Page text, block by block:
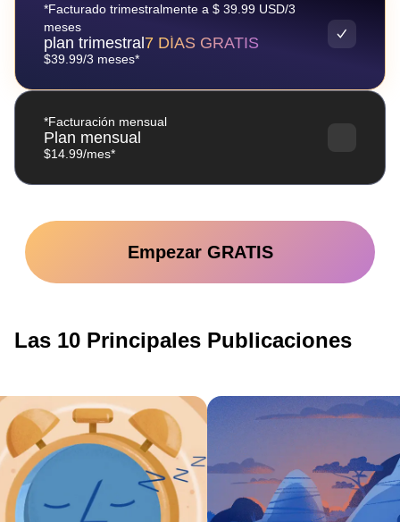
*Facturado trimestralmente a $ 39.99 USD/3
meses
plan trimestral7 DÍAS GRATIS
$39.99/3 meses*
*Facturación mensual
Plan mensual
$14.99/mes*
Empezar GRATIS
Las 10 Principales Publicaciones